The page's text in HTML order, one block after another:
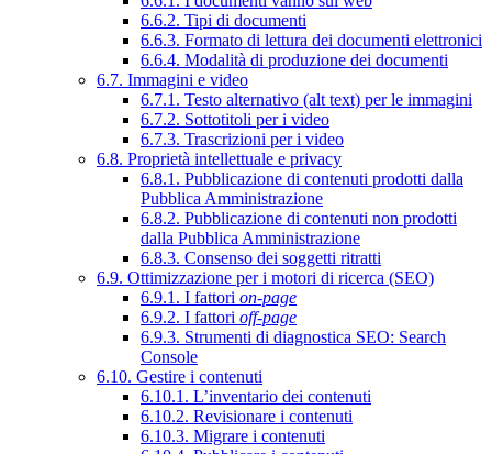
6.6.2. Tipi di documenti
6.6.3. Formato di lettura dei documenti elettronici
6.6.4. Modalità di produzione dei documenti
6.7. Immagini e video
6.7.1. Testo alternativo (alt text) per le immagini
6.7.2. Sottotitoli per i video
6.7.3. Trascrizioni per i video
6.8. Proprietà intellettuale e privacy
6.8.1. Pubblicazione di contenuti prodotti dalla
Pubblica Amministrazione
6.8.2. Pubblicazione di contenuti non prodotti
dalla Pubblica Amministrazione
6.8.3. Consenso dei soggetti ritratti
6.9. Ottimizzazione per i motori di ricerca (SEO)
6.9.1. I fattori on-page
6.9.2. I fattori off-page
6.9.3. Strumenti di diagnostica SEO: Search
Console
6.10. Gestire i contenuti
6.10.1. L’inventario dei contenuti
6.10.2. Revisionare i contenuti
6.10.3. Migrare i contenuti